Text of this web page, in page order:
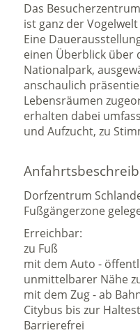
Das
ist ganz der
Eine
einen Überblick über
Nationalpark,
anschaulich
Lebensräumen
erhalten dabei
und Aufzucht, zu
Dorfzentrum
Fußgängerzone
Erreichbar:
zu Fuß
mit dem Auto -
unmittelbarer Nähe
mit dem Zug - ab
Citybus bis zur
Barrierefrei